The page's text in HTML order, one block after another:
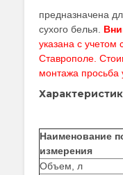
предназначена
сухого белья.
указана с учетом
Ставрополе.
монтажа просьба
Наименование
измерения
Объем, л